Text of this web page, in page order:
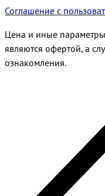
Соглашение с
Цена и иные
являются офертой, а
ознакомления.